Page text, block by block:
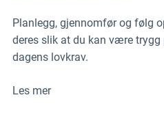
Planlegg, gjennomfør og følg
deres slik at du kan være trygg
dagens lovkrav.
Les mer